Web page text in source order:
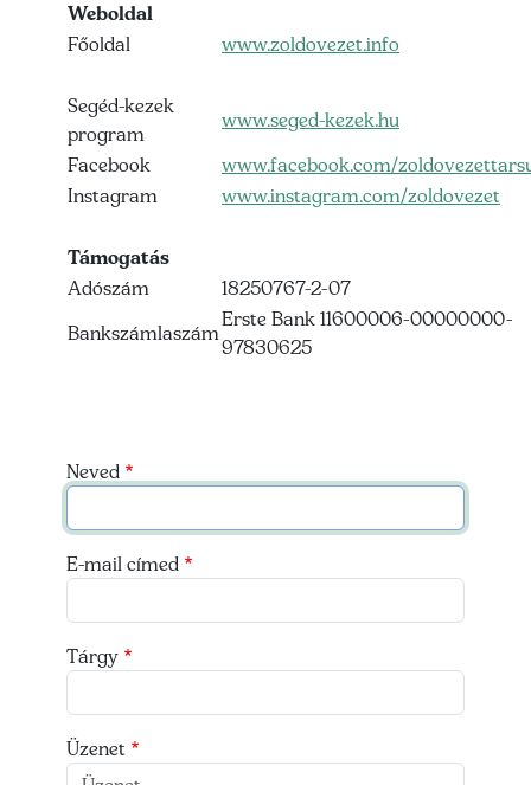
Weboldal
Főoldal
www.zoldovezet.info
Segéd-kezek
program
www.seged-kezek.hu
Facebook
www.facebook.com/
Instagram
www.instagram.com/zoldovezet
Támogatás
Adószám
18250767-2-07
Bankszámlaszám
Erste Bank 11600006-00000000-
97830625
Neved
E-mail címed
Tárgy
Üzenet